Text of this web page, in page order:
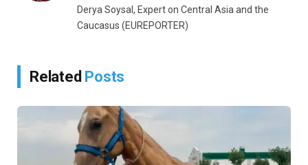
Derya Soysal, Expert on Central Asia and the
Caucasus (EUREPORTER)
Related Posts